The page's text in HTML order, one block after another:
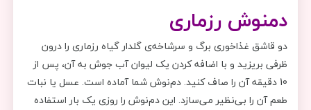
دمنوش رزماری
دو قاشق غذاخوری برگ و سرشاخه‌ی گلدار گیاه رزماری را درون
ظرفی بریزید و با اضافه کردن یک لیوان آب جوش به آن، پس از
10 دقیقه آن را صاف کنید. دم‌نوش شما آماده است. عسل یا نبات
طعم آن را بی‌نظیر می‌سازد. این دم‌نوش را روزی یک بار استفاده